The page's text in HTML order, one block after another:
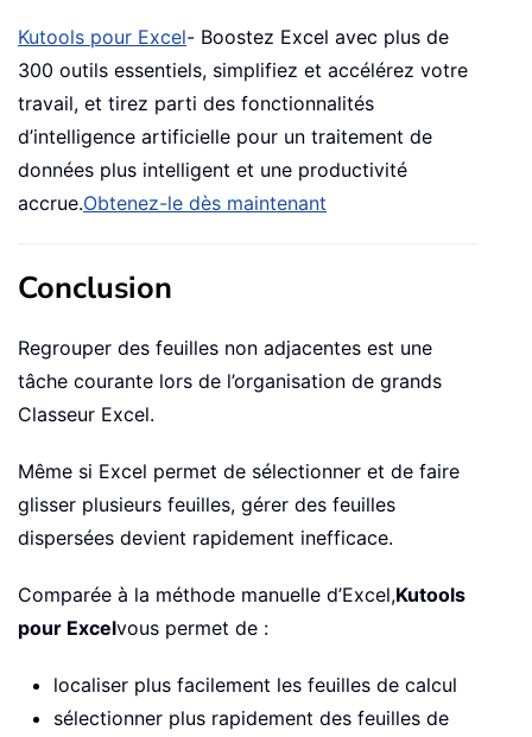
Kutools pour Excel- Boostez Excel avec plus de
300 outils essentiels, simplifiez et accélérez votre
travail, et tirez parti des fonctionnalités
d’intelligence artificielle pour un traitement de
données plus intelligent et une productivité
accrue.Obtenez-le dès maintenant
Conclusion
Regrouper des feuilles non adjacentes est une
tâche courante lors de l’organisation de grands
Classeur Excel.
Même si Excel permet de sélectionner et de faire
glisser plusieurs feuilles, gérer des feuilles
dispersées devient rapidement inefficace.
Comparée à la méthode manuelle d’Excel,Kutools
pour Excelvous permet de :
localiser plus facilement les feuilles de calcul
sélectionner plus rapidement des feuilles de